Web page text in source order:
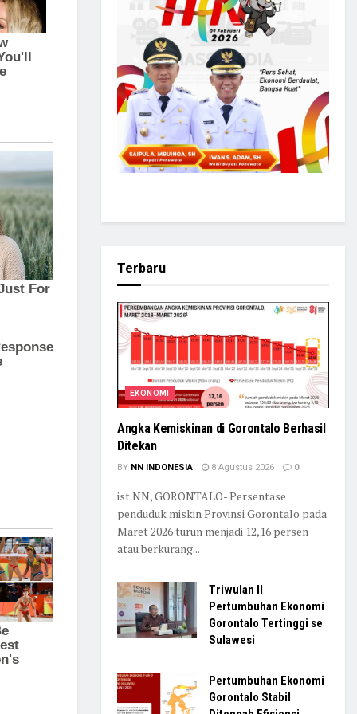
Terbaru
EKONOMI
Angka Kemiskinan di Gorontalo Berhasil
Ditekan
BY NN INDONESIA 8 Agustus 2026 0
ist NN, GORONTALO- Persentase
penduduk miskin Provinsi Gorontalo pada
Maret 2026 turun menjadi 12,16 persen
atau berkurang...
Triwulan II
Pertumbuhan Ekonomi
Gorontalo Tertinggi se
Sulawesi
Pertumbuhan Ekonomi
Gorontalo Stabil